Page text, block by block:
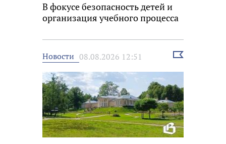
В фокусе безопасность детей и
организация учебного процесса
Новости 08.08.2026 12:51
Выбрать